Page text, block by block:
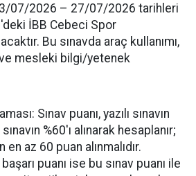
07/2026 – 27/07/2026 tarihleri
İBB Cebeci Spor
Bu sınavda araç kullanımı,
ve mesleki bilgi/yetenek
Sınav puanı, yazılı sınavın
%60'ı alınarak hesaplanır;
en az 60 puan alınmalıdır.
puanı ise bu sınav puanı ile